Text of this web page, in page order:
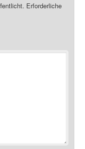
Erforderliche